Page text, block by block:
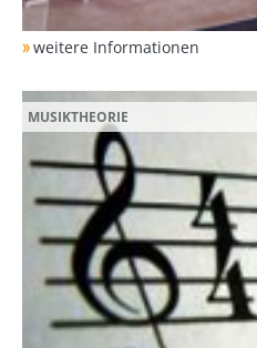
weitere Informationen
MUSIKTHEORIE